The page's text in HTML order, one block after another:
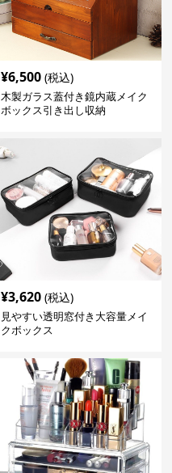
¥6,500 (税込)
木製ガラス蓋付き鏡内蔵メイク
ボックス引き出し収納
¥3,620 (税込)
見やすい透明窓付き大容量メイ
クボックス